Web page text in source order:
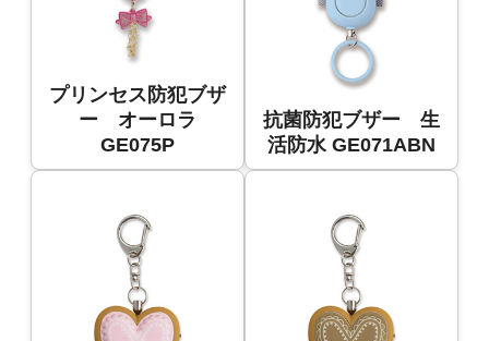
プリンセス防犯ブザ
ー オーロラ
GE075P
抗菌防犯ブザー 生
活防水 GE071ABN